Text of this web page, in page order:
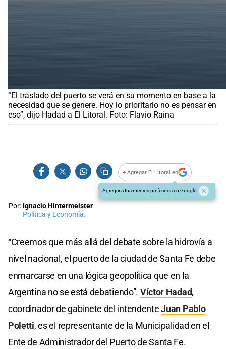
“El traslado del puerto se verá en su momento en base a la
necesidad que se genere. Hoy lo prioritario no es pensar en
eso”, dijo Hadad a El Litoral. Foto: Flavio Raina
+ Agregar El Litoral en
Agregar a tus medios preferidos en Google
Por: Ignacio Hintermeister
Politica y Economía.
“Creemos que más allá del debate sobre la hidrovía a
nivel nacional, el puerto de la ciudad de Santa Fe debe
enmarcarse en una lógica geopolítica que en la
Argentina no se está debatiendo”. Víctor Hadad,
coordinador de gabinete del intendenteJuan Pablo
Poletti, es el representante de la Municipalidad en el
Ente de Administrador del Puerto de Santa Fe.